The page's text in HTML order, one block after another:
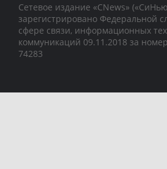
Сетевое издание «CNews»
зарегистрировано Федеральной
сфере связи, информационных
коммуникаций 09.11.2018 за
74283